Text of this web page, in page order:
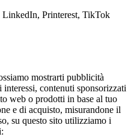
Printerest, TikTok
mostrarti pubblicità
interessi, contenuti sponsorizzati
web o prodotti in base al tuo
e di acquisto, misurandone il
su questo sito utilizziamo i